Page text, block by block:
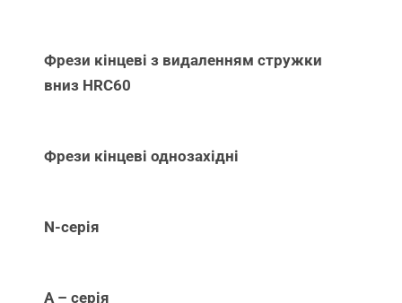
Фрези кінцеві з видаленням стружки
вниз НRC60
Фрези кінцеві однозахідні
N-серія
А – серія